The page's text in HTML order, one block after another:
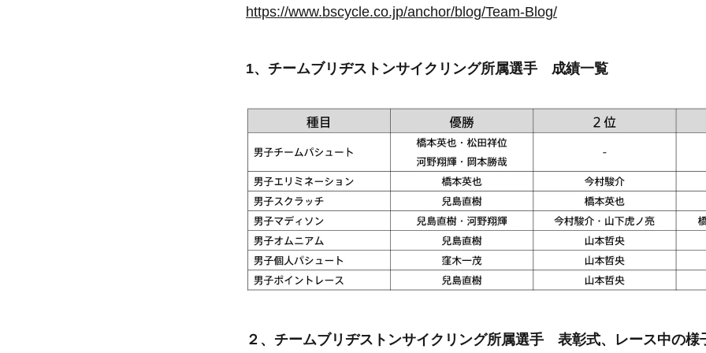
https://www.bscycle.co.jp/anchor/blog/Team-Blog/
1、チームブリヂストンサイクリング所属選手 成績一覧
２、チームブリヂストンサイクリング所属選手 表彰式、レース中の様